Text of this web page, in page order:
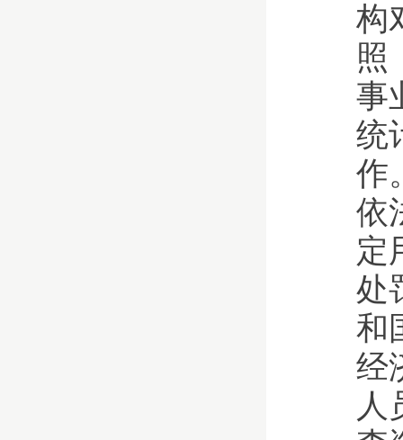
构
照
事
统
作
依
定
处
和
经
人